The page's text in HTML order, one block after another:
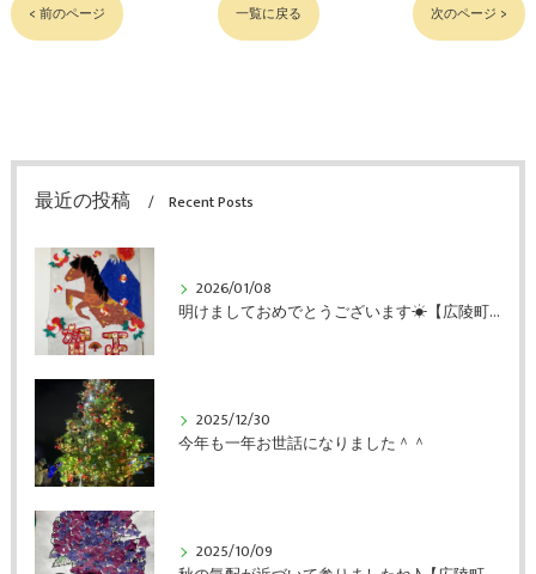
< 前のページ 一覧に戻る 次のページ >
最近の投稿 Recent Posts
2026/01/08
明けましておめでとうございます☀【広陵町のデイサービス・リハビリ処FreeStyle】
2025/12/30
今年も一年お世話になりました＾＾
2025/10/09